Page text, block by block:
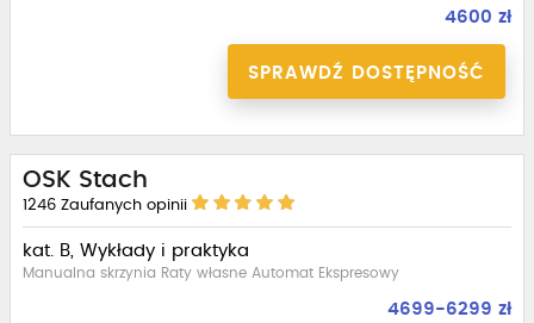
4600 zł
SPRAWDŹ DOSTĘPNOŚĆ
OSK Stach
1246 Zaufanych opinii
kat. B, Wykłady i praktyka
Manualna skrzynia Raty własne Automat Ekspresowy
4699-6299 zł